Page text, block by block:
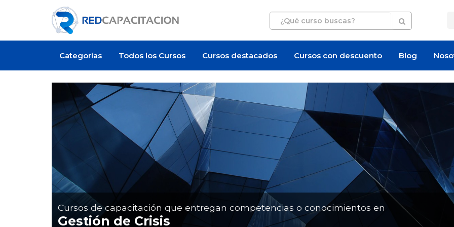
Categorías Todos los Cursos Cursos destacados Cursos con descuento Blog
Cursos de capacitación que entregan competencias o conocimientos en
Gestión de Crisis